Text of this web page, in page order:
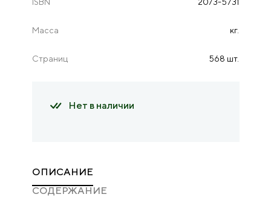
Масса кг.
Страниц 568 шт.
Нет в наличии
ОПИСАНИЕ
CОДЕРЖАНИЕ